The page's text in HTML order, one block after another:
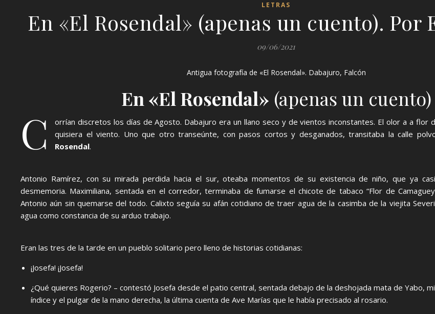
LETRAS
En «El Rosendal» (apenas un cuento). Por
09/06/2021
Antigua fotografía de «El Rosendal». Dabajuro, Falcón
En «El Rosendal» (apenas un cuento)
C
orrían discretos los días de Agosto. Dabajuro era un llano seco y de vientos inconstantes. El olor a a flor
quisiera el viento. Uno que otro transeúnte, con pasos cortos y desganados, transitaba la calle
Rosendal.
Antonio Ramírez, con su mirada perdida hacia el sur, oteaba momentos de su existencia de niño, que ya
desmemoria. Maximiliana, sentada en el corredor, terminaba de fumarse el chicote de tabaco “Flor de
Antonio aún sin quemarse del todo. Calixto seguía su afán cotidiano de traer agua de la casimba de la viejita
agua como constancia de su arduo trabajo.
Eran las tres de la tarde en un pueblo solitario pero lleno de historias cotidianas:
¡Josefa! ¡Josefa!
¿Qué quieres Rogerio? – contestó Josefa desde el patio central, sentada debajo de la deshojada mata de Yabo,
índice y el pulgar de la mano derecha, la última cuenta de Ave Marías que le había precisado al rosario.